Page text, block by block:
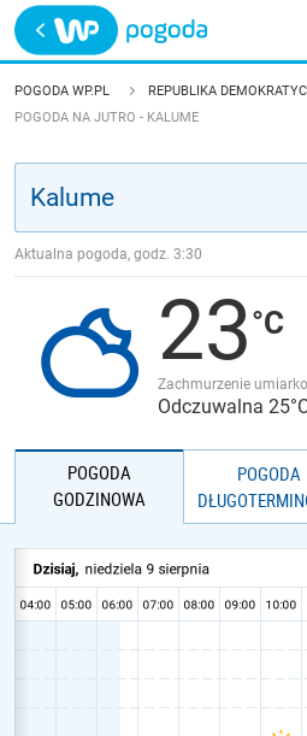
Trwa ładowanie
POLSKA
JAKOŚĆ POWIETRZA
POGODA WP.PL
REPUBLIKA
POGODA NA JUTRO - KALUME
Aktualna pogoda, godz. 3:30
23
Zachmurzenie
Odczuwalna
POGODA
GODZINOWA
POGODA